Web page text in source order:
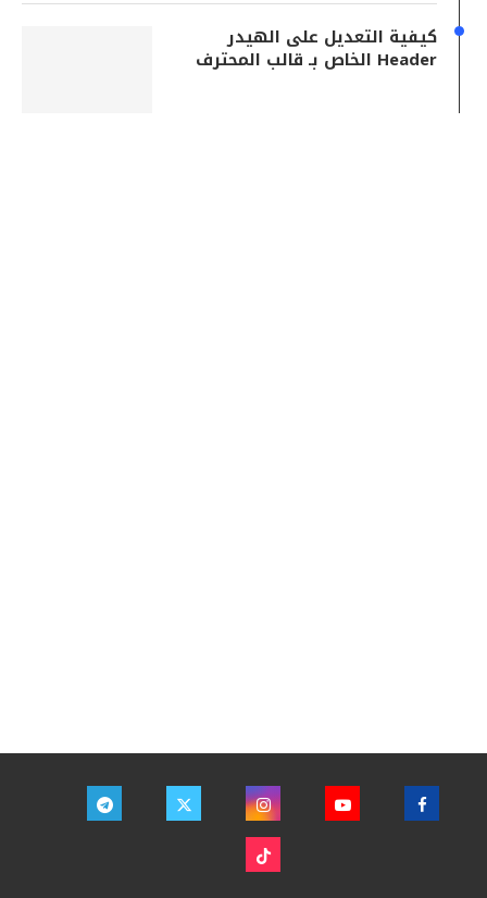
كيفية التعديل على الهيدر
Header الخاص بـ قالب المحترف